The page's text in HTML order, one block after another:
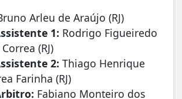
Arleu de Araújo (RJ)
1: Rodrigo Figueiredo
(RJ)
2: Thiago Henrique
Farinha (RJ)
Fabiano Monteiro dos